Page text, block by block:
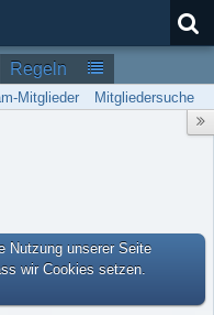
Regeln
Mitglieder Mitgliedersuche
Nutzung unserer Seite
wir Cookies setzen.